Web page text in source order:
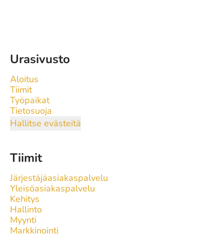
Urasivusto
Aloitus
Tiimit
Työpaikat
Tietosuoja
Hallitse evästeitä
Tiimit
Järjestäjäasiakaspalvelu
Yleisöasiakaspalvelu
Kehitys
Hallinto
Myynti
Markkinointi